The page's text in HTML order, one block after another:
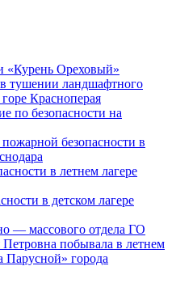
«Курень Ореховый»
тушении ландшафтного
Красноперая
по безопасности на
безопасности в
в летнем лагере
в детском лагере
— массового отдела ГО
побывала в летнем
Парусной» города